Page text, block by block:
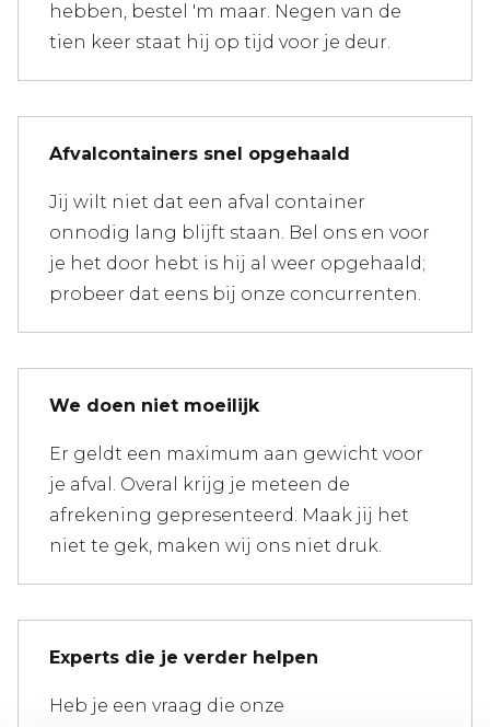
hebben, bestel 'm maar. Negen van de
tien keer staat hij op tijd voor je deur.
Afvalcontainers snel opgehaald
Jij wilt niet dat een afval container
onnodig lang blijft staan. Bel ons en voor
je het door hebt is hij al weer opgehaald;
probeer dat eens bij onze concurrenten.
We doen niet moeilijk
Er geldt een maximum aan gewicht voor
je afval. Overal krijg je meteen de
afrekening gepresenteerd. Maak jij het
niet te gek, maken wij ons niet druk.
Experts die je verder helpen
Heb je een vraag die onze